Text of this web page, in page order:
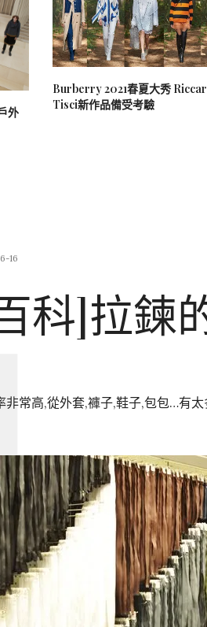
外
Burberry 2021春夏大秀
Tisci新作品備受考驗
16
科]拉鍊
非常高,從外套,褲子,鞋子,包包…有